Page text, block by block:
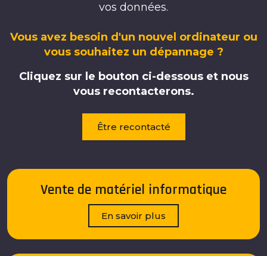
vos données.
Vous avez besoin d'un nouvel ordinateur ou
vous souhaitez un dépannage ?
Cliquez sur le bouton ci-dessous et nous
vous recontacterons.
Être recontacté
Vente de matériel informatique
En savoir plus